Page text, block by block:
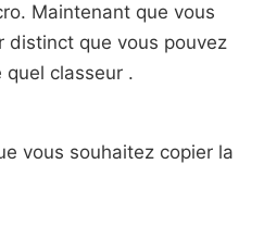
Maintenant que vous
distinct que vous pouvez
classeur .
vous souhaitez copier la